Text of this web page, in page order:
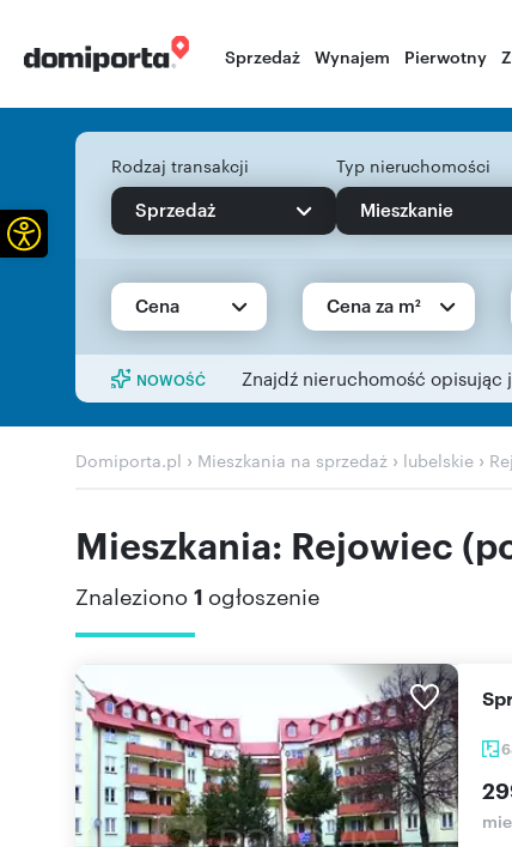
Sprzedaż Wynajem Pierwotny
Rodzaj transakcji
Sprzedaż
Typ nieruchomości
Mieszkanie
Cena Cena za m²
NOWOŚĆ Znajdź nieruchomość opisując
Domiporta.pl › Mieszkania na sprzedaż › lubelskie ›
Mieszkania: Rejowiec
Znaleziono 1 ogłoszenie
Otwórz pasek narzędzi